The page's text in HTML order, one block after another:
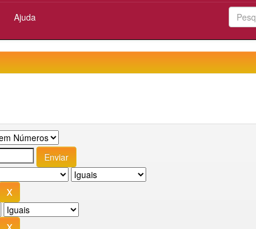
Ajuda